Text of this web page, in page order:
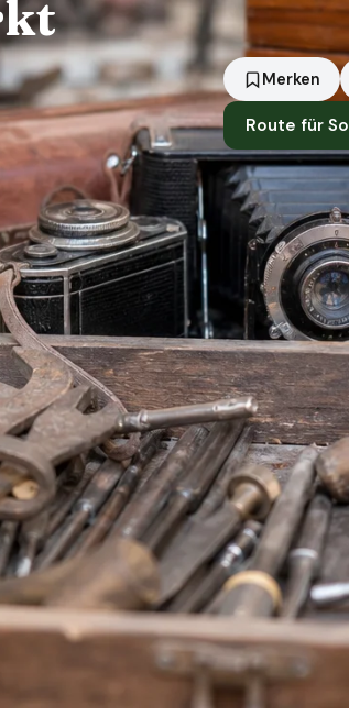
Merken
Route für
Händler
jeden Sonntag (06:00 – 16:00).